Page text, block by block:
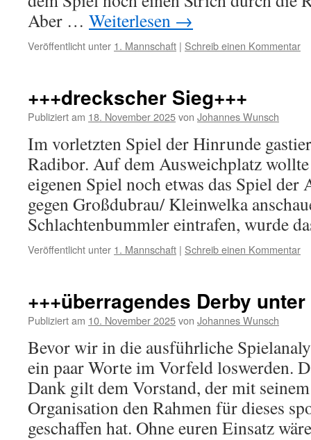
Aber … Weiterlesen →
Veröffentlicht unter 1. Mannschaft | Schreib einen Kommentar
+++dreckscher Sieg+++
Publiziert am 18. November 2025von Johannes Wunsch
Im vorletzten Spiel der Hinrunde
Radibor. Auf dem Ausweichplatz
eigenen Spiel noch etwas das Spiel
gegen Großdubrau/ Kleinwelka
Schlachtenbummler eintrafen, wurde
Veröffentlicht unter 1. Mannschaft | Schreib einen Kommentar
+++überragendes Derby
Publiziert am 10. November 2025von Johannes Wunsch
Bevor wir in die ausführliche
ein paar Worte im Vorfeld loswerden.
Dank gilt dem Vorstand, der mit
Organisation den Rahmen für dieses
geschaffen hat. Ohne euren Einsatz